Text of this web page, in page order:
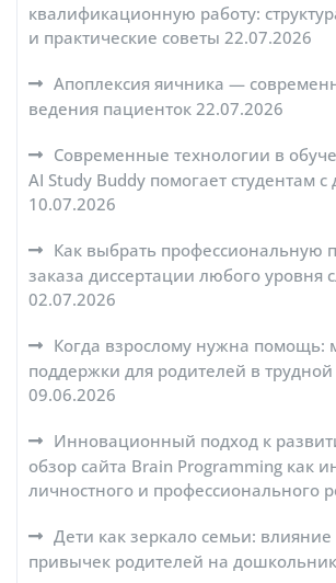
квалификационную работу:
и практические советы 22.07.2026
Апоплексия яичника —
ведения пациенток 22.07.2026
Современные технологии в
AI Study Buddy помогает студентам
10.07.2026
Как выбрать профессиональную
заказа диссертации любого уровня
02.07.2026
Когда взрослому нужна помощь:
поддержки для родителей в
09.06.2026
Инновационный подход к
обзор сайта Brain Programming как
личностного и профессионального
Дети как зеркало семьи:
привычек родителей на